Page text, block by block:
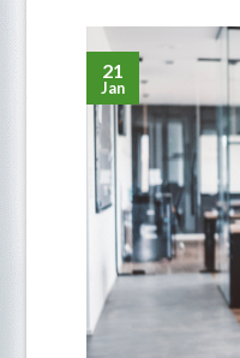
21
Jan